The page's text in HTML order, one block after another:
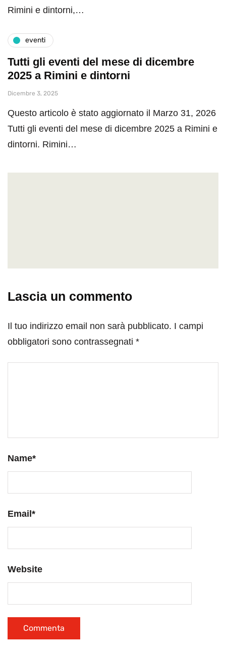
Rimini e dintorni,…
eventi
Tutti gli eventi del mese di dicembre
2025 a Rimini e dintorni
Dicembre 3, 2025
Questo articolo è stato aggiornato il Marzo 31, 2026
Tutti gli eventi del mese di dicembre 2025 a Rimini e
dintorni. Rimini…
Lascia un commento
Il tuo indirizzo email non sarà pubblicato. I campi
obbligatori sono contrassegnati *
Name*
Email*
Website